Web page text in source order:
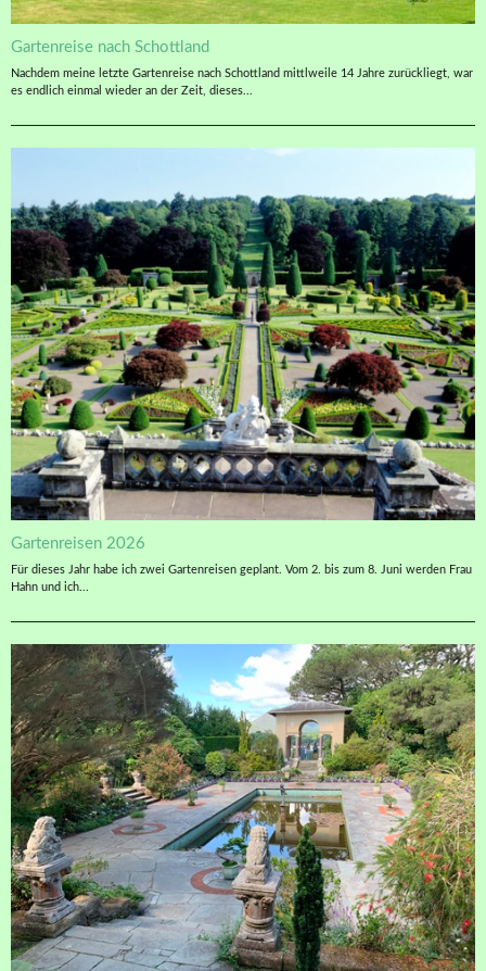
Gartenreise nach Schottland
Nachdem meine letzte Gartenreise nach Schottland mittlweile 14 Jahre zurückliegt, war
es endlich einmal wieder an der Zeit, dieses...
Gartenreisen 2026
Für dieses Jahr habe ich zwei Gartenreisen geplant. Vom 2. bis zum 8. Juni werden Frau
Hahn und ich...